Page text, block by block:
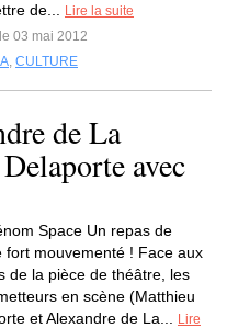
de...
Lire la suite
03 mai 2012
, CULTURE
de La
avec
Space Un repas de
fort mouvementé ! Face aux
de la pièce de théâtre, les
en scène (Matthieu
et Alexandre de La...
Lire